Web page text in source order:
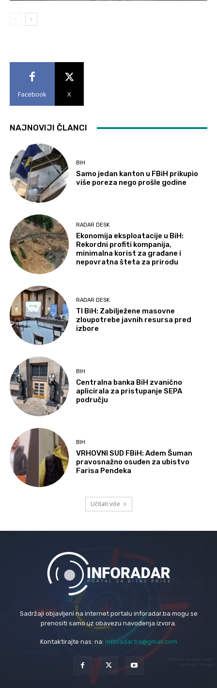
Facebook X
NAJNOVIJI ČLANCI
BIH
Samo jedan kanton u FBiH prikupio
više poreza nego prošle godine
RADAR DESK
Ekonomija eksploatacije u BiH:
Rekordni profiti kompanija,
minimalna korist za građane i
nepovratna šteta za prirodu
RADAR DESK
TI BiH: Zabilježene masovne
zloupotrebe javnih resursa pred
izbore
BIH
Centralna banka BiH zvanično
aplicirala za pristupanje SEPA
području
BIH
VRHOVNI SUD FBiH: Adem Šuman
pravosnažno osuđen za ubistvo
Farisa Pendeka
Učitati više
Sadržaji objavljeni na internet portalu inforadar.ba mogu se
prenositi samo uz obavezu navođenja izvora.
Kontaktirajte nas: na: inforadar.ba@gmail.com